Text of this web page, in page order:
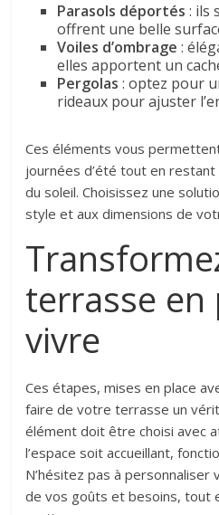
Parasols déportés : ils
offrent une belle
Voiles d’ombrage :
elles apportent un
Pergolas : optez pour
rideaux pour ajuster
Ces éléments vous
journées d’été tout en restant
du soleil. Choisissez une
style et aux dimensions de
terrasse en
vivre
Ces étapes, mises en place
faire de votre terrasse un
élément doit être choisi avec
l’espace soit accueillant,
N’hésitez pas à
de vos goûts et besoins, tout